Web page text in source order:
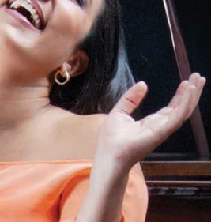
adquirirse en la taquilla Teatrex-
El Hatillo o en el portal